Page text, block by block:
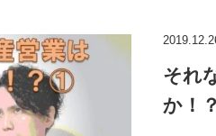
それ
か！